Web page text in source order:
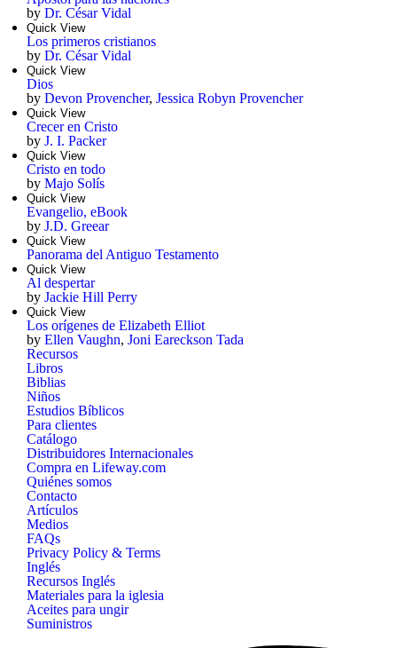
by Dr. César Vidal
Quick View
Los primeros cristianos
by Dr. César Vidal
Quick View
Dios
by Devon Provencher, Jessica Robyn Provencher
Quick View
Crecer en Cristo
by J. I. Packer
Quick View
Cristo en todo
by Majo Solís
Quick View
Evangelio, eBook
by J.D. Greear
Quick View
Panorama del Antiguo Testamento
Quick View
Al despertar
by Jackie Hill Perry
Quick View
Los orígenes de Elizabeth Elliot
by Ellen Vaughn, Joni Eareckson Tada
Recursos
Libros
Biblias
Niños
Estudios Bíblicos
Para clientes
Catálogo
Distribuidores Internacionales
Compra en Lifeway.com
Quiénes somos
Contacto
Artículos
Medios
FAQs
Privacy Policy & Terms
Inglés
Recursos Inglés
Materiales para la iglesia
Aceites para ungir
Suministros